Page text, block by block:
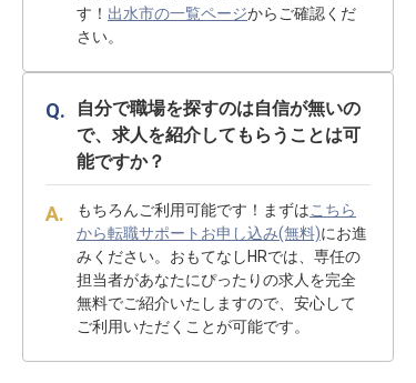
す！ 出水市の一覧ページからご確認くだ
さい。
自分で職場を探すのは自信が無いの
で、求人を紹介してもらうことは可
能ですか？
もちろんご利用可能です！まずはこちら
から転職サポートお申し込み(無料)にお進
みください。おもてなしHRでは、専任の
担当者があなたにぴったりの求人を完全
無料でご紹介いたしますので、安心して
ご利用いただくことが可能です。